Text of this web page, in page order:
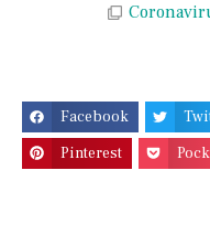
Facebook
Pinterest